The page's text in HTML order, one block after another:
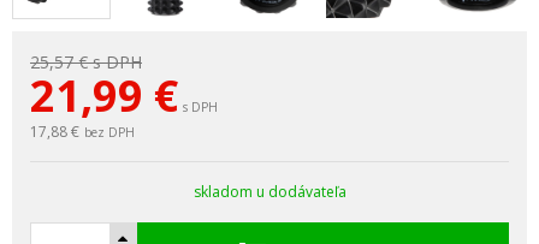
25,57 €s DPH
21,99 € s DPH
17,88 € bez DPH
skladom u dodávateľa